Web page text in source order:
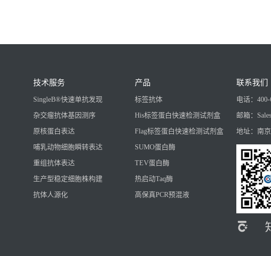
技术服务
SingleB®快速单抗发现
杂交瘤抗体基因测序
原核蛋白表达
哺乳动物细胞瞬转表达
重组抗体表达
生产型稳定细胞株构建
抗体人源化
产品
标签抗体
His标签蛋白快速检测试剂盒
Flag标签蛋白快速检测试剂盒
SUMO蛋白酶
TEV蛋白酶
热启动Taq酶
高保真PCR预混液
联系我们
电话：
邮箱：
地址： 南